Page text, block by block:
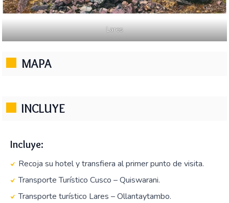
Lares
MAPA
INCLUYE
Incluye:
Recoja su hotel y transfiera al primer punto de visita.
Transporte Turístico Cusco – Quiswarani.
Transporte turístico Lares – Ollantaytambo.